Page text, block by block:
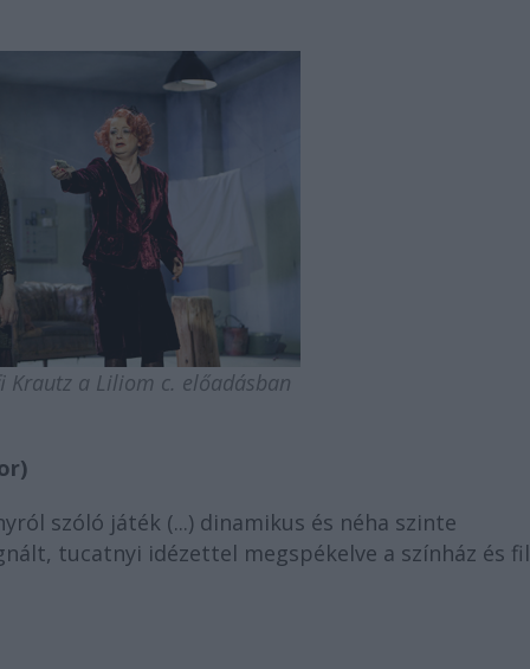
Krautz a Liliom c. előadásban
szóló játék (...) dinamikus és néha szinte
tucatnyi idézettel megspékelve a színház és